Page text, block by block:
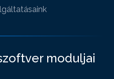
moduljai